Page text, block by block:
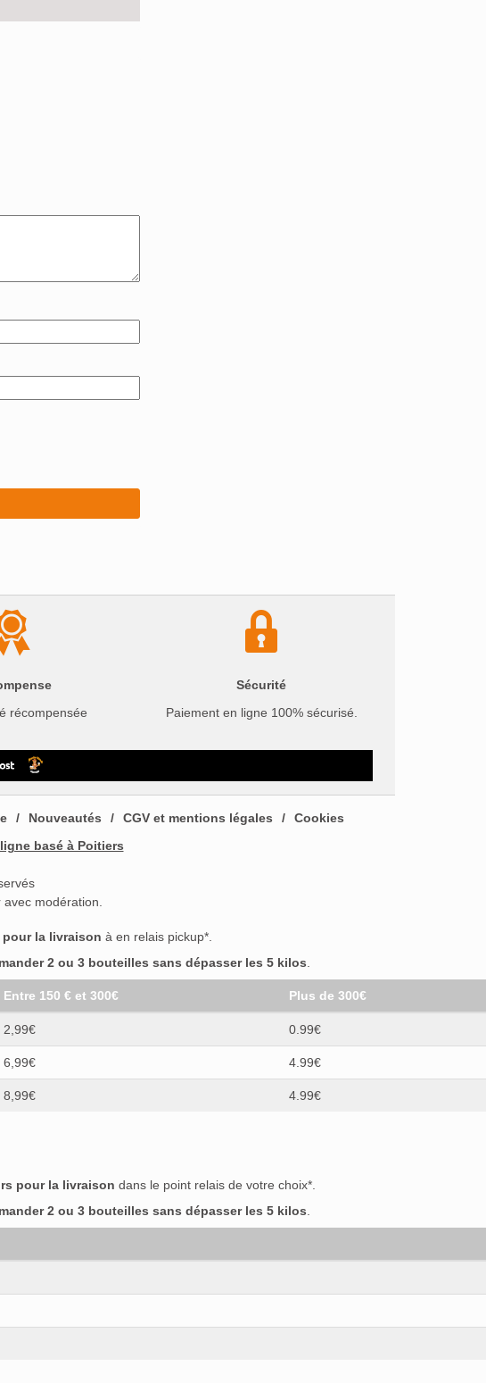
récompensée
Sécurité
Paiement en ligne 100% sécurisé.
Nouveautés CGV et mentions légales
Cookies
basé à Poitiers
modération.
pour la livraison à en relais pickup*.
2 ou 3 bouteilles sans dépasser les 5 kilos
Entre 150 € et 300€ Plus de 300€
2,99€ 0.99€
6,99€ 4.99€
8,99€ 4.99€
pour la livraison dans le point relais de votre choix*.
2 ou 3 bouteilles sans dépasser les 5 kilos